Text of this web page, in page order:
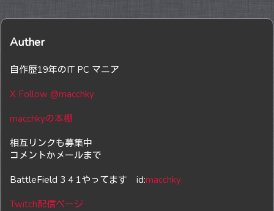
Auther
自作歴19年のIT PC マニア
X Follow @macchky
macchkyの本棚
相互リンクも募集中
コメントかメールまで
BattleField 3 4 1やってます id:macchky
Twitch配信ページ